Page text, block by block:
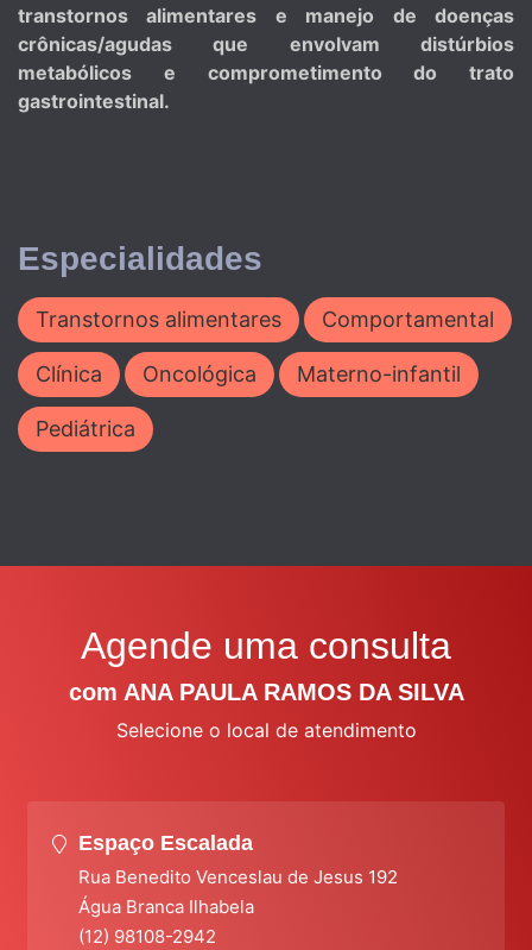
transtornos alimentares e manejo de doenças
crônicas/agudas que envolvam distúrbios
metabólicos e comprometimento do trato
gastrointestinal.
Especialidades
Transtornos alimentares Comportamental
Clínica Oncológica Materno-infantil
Pediátrica
Agende uma consulta
com ANA PAULA RAMOS DA SILVA
Selecione o local de atendimento
Espaço Escalada
Rua Benedito Venceslau de Jesus 192
Água Branca Ilhabela
(12) 98108-2942